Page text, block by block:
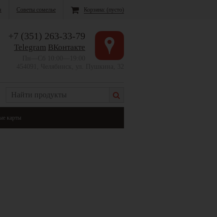
Советы сомелье Корзина: (пусто)
+7 (351) 263-33-79
Telegram ВКонтакте
карты